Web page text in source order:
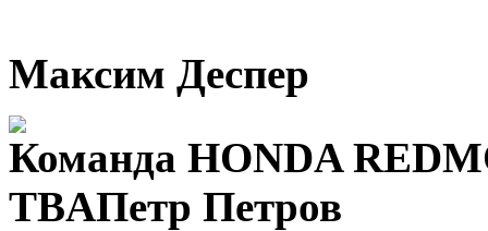
Максим Деспер
Команда HONDA
TBAПетр Петров